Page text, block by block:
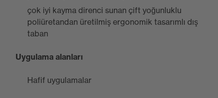
çok iyi kayma direnci sunan çift yoğunluklu
poliüretandan üretilmiş ergonomik tasarımlı dış
taban
Uygulama alanları
Hafif uygulamalar